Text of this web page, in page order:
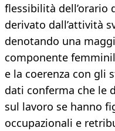
flessibilità dell’orario
derivato dall’attività
denotando una
componente
e la coerenza con gli
dati conferma che le
sul lavoro se hanno
occupazionali e